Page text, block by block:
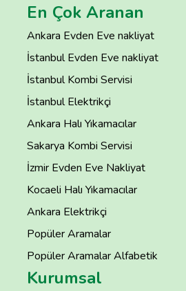
En Çok Aranan
Ankara Evden Eve nakliyat
İstanbul Evden Eve nakliyat
İstanbul Kombi Servisi
İstanbul Elektrikçi
Ankara Halı Yıkamacılar
Sakarya Kombi Servisi
İzmir Evden Eve Nakliyat
Kocaeli Halı Yıkamacılar
Ankara Elektrikçi
Popüler Aramalar
Popüler Aramalar Alfabetik
Kurumsal